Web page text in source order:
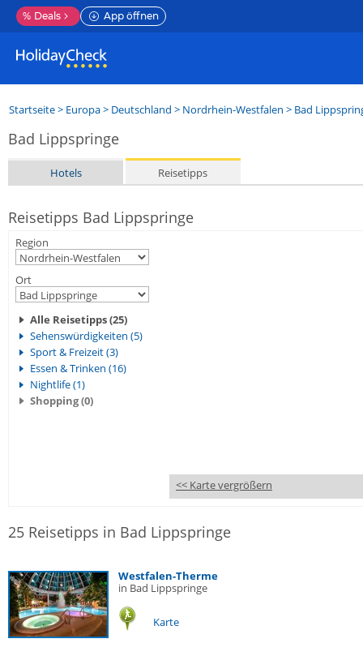
% Deals App öffnen
Startseite> Europa> Deutschland > Nordrhein-Westfalen > Bad
Bad Lippspringe
Hotels Reisetipps
Reisetipps Bad Lippspringe
Region
Ort
Alle Reisetipps (25)
Sehenswürdigkeiten (5)
Sport & Freizeit (3)
Essen & Trinken (16)
Nightlife (1)
Shopping (0)
<< Karte vergrößern
25 Reisetipps in Bad Lippspringe
Westfalen-Therme
in Bad Lippspringe
Karte